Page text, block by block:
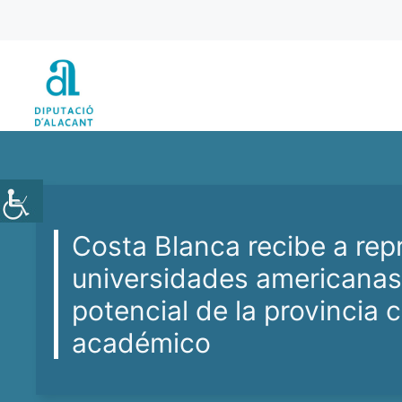
contingut
Costa Blanca recibe a
universidades
potencial de la provincia
académico